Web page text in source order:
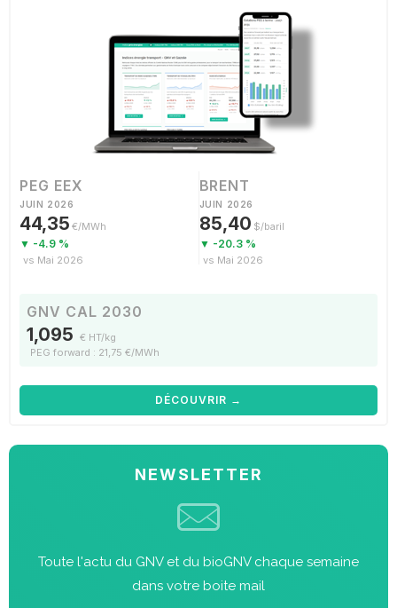
PEG EEX
JUIN 2026
44,35 €/MWh
▼ -4.9 %
vs Mai 2026
BRENT
JUIN 2026
85,40 $/baril
▼ -20.3 %
vs Mai 2026
GNV CAL 2030
1,095 € HT/kg
PEG forward : 21,75 €/MWh
DÉCOUVRIR →
NEWSLETTER
Toute l'actu du GNV et du bioGNV chaque semaine
dans votre boite mail